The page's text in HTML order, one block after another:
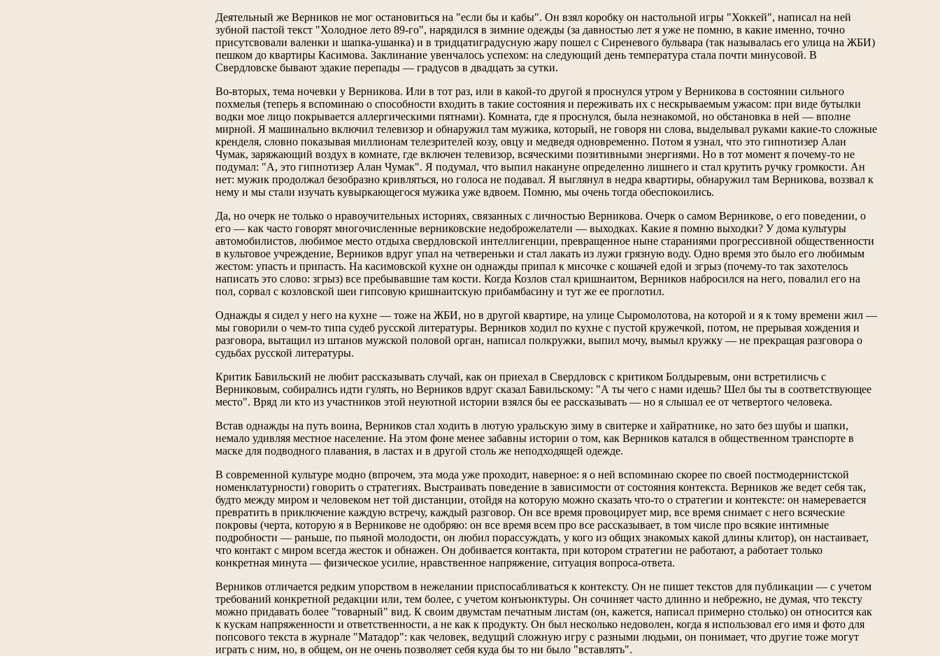
Деятельный же Верников не мог остановиться на "если бы и кабы". Он взял коробку он настольной игры "Хоккей", написал на ней
зубной пастой текст "Холодное лето 89-го", нарядился в зимние одежды (за давностью лет я уже не помню, в какие именно, точно
присутсвовали валенки и шапка-ушанка) и в тридцатиградусную жару пошел с Сиреневого бульвара (так называлась его улица на ЖБИ)
пешком до квартиры Касимова. Заклинание увенчалось успехом: на следующий день температура стала почти минусовой. В
Свердловске бывают эдакие перепады — градусов в двадцать за сутки.
Во-вторых, тема ночевки у Верникова. Или в тот раз, или в какой-то другой я проснулся утром у Верникова в состоянии сильного
похмелья (теперь я вспоминаю о способности входить в такие состояния и переживать их с нескрываемым ужасом: при виде бутылки
водки мое лицо покрывается аллергическими пятнами). Комната, где я проснулся, была незнакомой, но обстановка в ней — вполне
мирной. Я машинально включил телевизор и обнаружил там мужика, который, не говоря ни слова, выделывал руками какие-то сложные
кренделя, словно показывая миллионам телезрителей козу, овцу и медведя одновременно. Потом я узнал, что это гипнотизер Алан
Чумак, заряжающий воздух в комнате, где включен телевизор, всяческими позитивными энергиями. Но в тот момент я почему-то не
подумал: "А, это гипнотизер Алан Чумак". Я подумал, что выпил накануне определенно лишнего и стал крутить ручку громкости. Ан
нет: мужик продолжал безобразно кривляться, но голоса не подавал. Я выглянул в недра квартиры, обнаружил там Верникова, воззвал к
нему и мы стали изучать кувыркающегося мужика уже вдвоем. Помню, мы очень тогда обеспокоились.
Да, но очерк не только о нравоучительных историях, связанных с личностью Верникова. Очерк о самом Верникове, о его поведении, о
его — как часто говорят многочисленные верниковские недоброжелатели — выходках. Какие я помню выходки? У дома культуры
автомобилистов, любимое место отдыха свердловской интеллигенции, превращенное ныне стараниями прогрессивной общественности
в культовое учреждение, Верников вдруг упал на четвереньки и стал лакать из лужи грязную воду. Одно время это было его любимым
жестом: упасть и припасть. На касимовской кухне он однажды припал к мисочке с кошачей едой и згрыз (почему-то так захотелось
написать это слово: згрыз) все пребывавшие там кости. Когда Козлов стал кришнаитом, Верников набросился на него, повалил его на
пол, сорвал с козловской шеи гипсовую кришнаитскую прибамбасину и тут же ее проглотил.
Однажды я сидел у него на кухне — тоже на ЖБИ, но в другой квартире, на улице Сыромолотова, на которой и я к тому времени жил —
мы говорили о чем-то типа судеб русской литературы. Верников ходил по кухне с пустой кружечкой, потом, не прерывая хождения и
разговора, вытащил из штанов мужской половой орган, написал полкружки, выпил мочу, вымыл кружку — не прекращая разговора о
судьбах русской литературы.
Критик Бавильский не любит рассказывать случай, как он приехал в Свердловск с критиком Болдыревым, они встретилисчь с
Верниковым, собирались идти гулять, но Верников вдруг сказал Бавильскому: "А ты чего с нами идешь? Шел бы ты в соответствующее
место". Вряд ли кто из участников этой неуютной истории взялся бы ее рассказывать — но я слышал ее от четвертого человека.
Встав однажды на путь воина, Верников стал ходить в лютую уральскую зиму в свитерке и хайратнике, но зато без шубы и шапки,
немало удивляя местное население. На этом фоне менее забавны истории о том, как Верников катался в общественном транспорте в
маске для подводного плавания, в ластах и в другой столь же неподходящей одежде.
В современной культуре модно (впрочем, эта мода уже проходит, наверное: я о ней вспоминаю скорее по своей постмодернистской
номенклатурности) говорить о стратегиях. Выстраивать поведение в зависимости от состояния контекста. Верников же ведет себя так,
будто между миром и человеком нет той дистанции, отойдя на которую можно сказать что-то о стратегии и контексте: он намеревается
превратить в приключение каждую встречу, каждый разговор. Он все время провоцирует мир, все время снимает с него всяческие
покровы (черта, которую я в Верникове не одобряю: он все время всем про все рассказывает, в том числе про всякие интимные
подробности — раньше, по пьяной молодости, он любил порассуждать, у кого из общих знакомых какой длины клитор), он настаивает,
что контакт с миром всегда жесток и обнажен. Он добивается контакта, при котором стратегии не работают, а работает только
конкретная минута — физическое усилие, нравственное напряжение, ситуация вопроса-ответа.
Верников отличается редким упорством в нежелании приспосабливаться к контексту. Он не пишет текстов для публикации — с учетом
требований конкретной редакции или, тем более, с учетом конъюнктуры. Он сочиняет часто длинно и небрежно, не думая, что тексту
можно придавать более "товарный" вид. К своим двумстам печатным листам (он, кажется, написал примерно столько) он относится как
к кускам напряженности и ответственности, а не как к продукту. Он был несколько недоволен, когда я использовал его имя и фото для
попсового текста в журнале "Матадор": как человек, ведущий сложную игру с разными людьми, он понимает, что другие тоже могут
играть с ним, но, в общем, он не очень позволяет себя куда бы то ни было "вставлять".